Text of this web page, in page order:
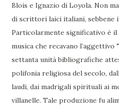
Blois e Ignazio di Loyola. Non
di scrittori laici italiani, sebbene
Particolarmente significativo è
musica che recavano
settanta unità bibliografiche
polifonia religiosa del secolo,
laudi, dai madrigali spirituali ai
villanelle. Tale produzione fu